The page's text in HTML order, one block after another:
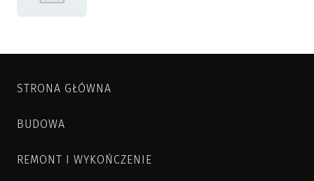
STRONA GŁÓWNA
BUDOWA
REMONT I WYKOŃCZENIE